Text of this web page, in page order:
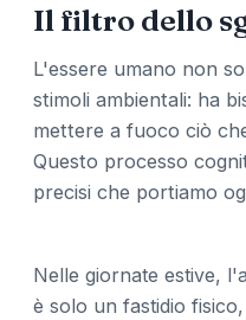
Il filtro dello
L'essere umano non
stimoli ambientali: ha
mettere a fuoco ciò
Questo processo
precisi che portiamo
Nelle giornate estive,
è solo un fastidio